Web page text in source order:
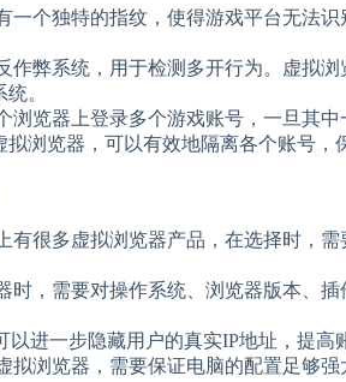
一个独特的指纹，使得游戏平台无法
作弊系统，用于检测多开行为。虚拟
。
浏览器上登录多个游戏账号，一旦其
浏览器，可以有效地隔离各个账号，
有很多虚拟浏览器产品，在选择时，
时，需要对操作系统、浏览器版本、
以进一步隐藏用户的真实IP地址，提高
拟浏览器，需要保证电脑的配置足够